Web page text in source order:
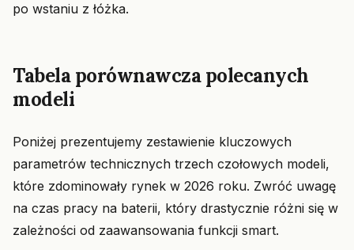
po wstaniu z łóżka.
Tabela porównawcza polecanych
modeli
Poniżej prezentujemy zestawienie kluczowych
parametrów technicznych trzech czołowych modeli,
które zdominowały rynek w 2026 roku. Zwróć uwagę
na czas pracy na baterii, który drastycznie różni się w
zależności od zaawansowania funkcji smart.